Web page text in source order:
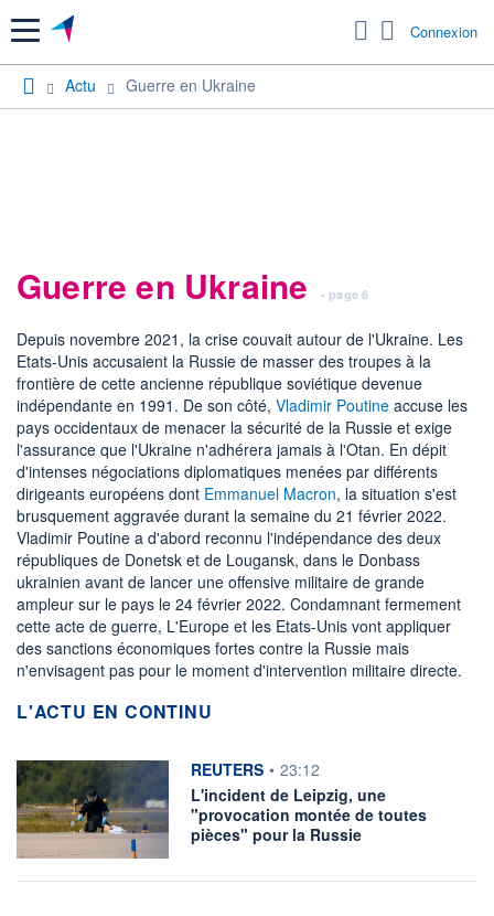
Menu Connexion
Actu Guerre en Ukraine
Guerre en Ukraine - page 6
Depuis novembre 2021, la crise couvait autour de l'Ukraine. Les
Etats-Unis accusaient la Russie de masser des troupes à la
frontière de cette ancienne république soviétique devenue
indépendante en 1991. De son côté, Vladimir Poutine accuse les
pays occidentaux de menacer la sécurité de la Russie et exige
l'assurance que l'Ukraine n'adhérera jamais à l'Otan. En dépit
d'intenses négociations diplomatiques menées par différents
dirigeants européens dont Emmanuel Macron, la situation s'est
brusquement aggravée durant la semaine du 21 février 2022.
Vladimir Poutine a d'abord reconnu l'indépendance des deux
républiques de Donetsk et de Lougansk, dans le Donbass
ukrainien avant de lancer une offensive militaire de grande
ampleur sur le pays le 24 février 2022. Condamnant fermement
cette acte de guerre, L'Europe et les Etats-Unis vont appliquer
des sanctions économiques fortes contre la Russie mais
n'envisagent pas pour le moment d'intervention militaire directe.
L'ACTU EN CONTINU
information fournie par
REUTERS • 23:12
L'incident de Leipzig, une
"provocation montée de toutes
pièces" pour la Russie